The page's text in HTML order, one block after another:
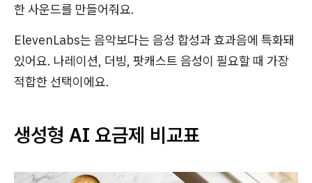
한 사운드를 만들어줘요.
ElevenLabs는 음악보다는 음성 합성과 효과음에 특화돼
있어요. 나레이션, 더빙, 팟캐스트 음성이 필요할 때 가장
적합한 선택이에요.
생성형 AI 요금제 비교표